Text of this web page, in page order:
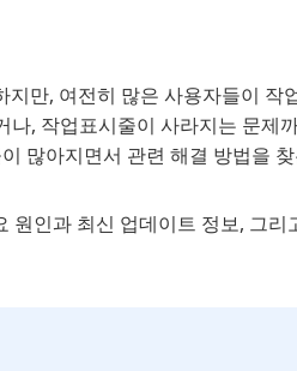
만, 여전히 많은 사용자들이 작
, 작업표시줄이 사라지는 문제
많아지면서 관련 해결 방법을
인과 최신 업데이트 정보, 그